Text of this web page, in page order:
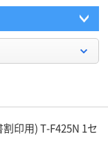
印用) T-F425N 1セ